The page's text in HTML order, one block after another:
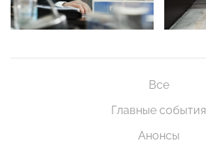
Все
Главные события
Анонсы